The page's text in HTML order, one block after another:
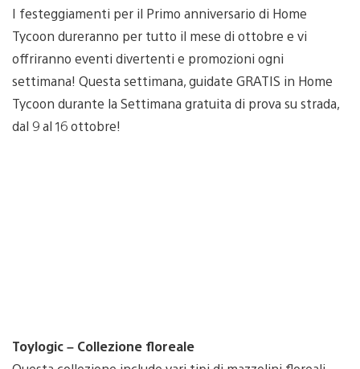
I festeggiamenti per il Primo anniversario di Home
Tycoon dureranno per tutto il mese di ottobre e vi
offriranno eventi divertenti e promozioni ogni
settimana! Questa settimana, guidate GRATIS in Home
Tycoon durante la Settimana gratuita di prova su strada,
dal 9 al 16 ottobre!
Toylogic – Collezione floreale